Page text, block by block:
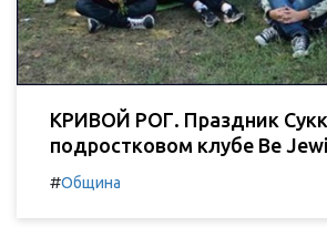
КРИВОЙ РОГ. Праздник
подростковом клубе Be
#Община